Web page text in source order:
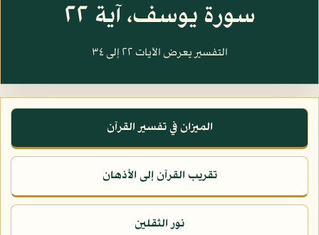
سورة يوسف، آية ٢٢
التفسير يعرض الآيات ٢٢ إلى ٣٤
الميزان في تفسير القرآن
تقريب القرآن إلى الأذهان
نور الثقلين